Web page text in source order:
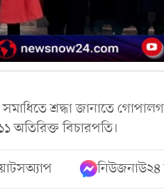
শ্রদ্ধা জানাতে
অতিরিক্ত বিচারপতি।
নিউজনাউ২৪